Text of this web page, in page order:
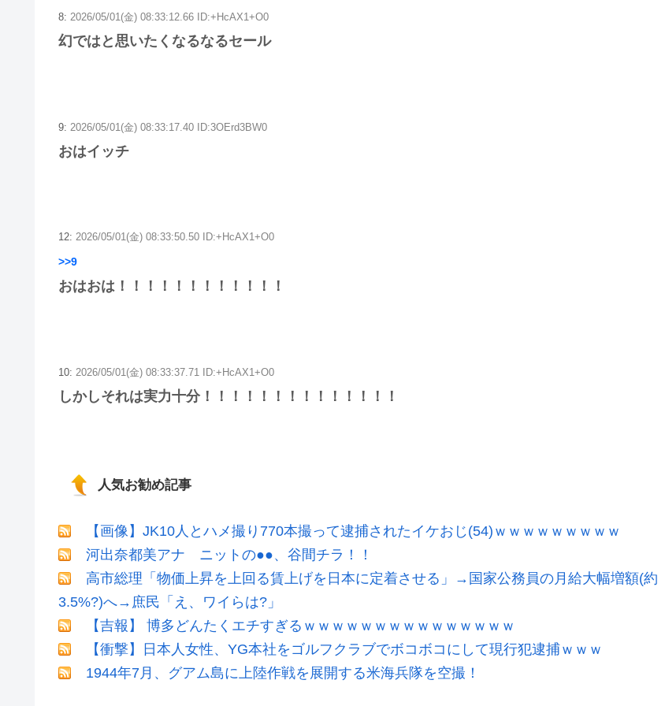
8: 2026/05/01(金) 08:33:12.66 ID:+HcAX1+O0
幻ではと思いたくなるなるセール
9: 2026/05/01(金) 08:33:17.40 ID:3OErd3BW0
おはイッチ
12: 2026/05/01(金) 08:33:50.50 ID:+HcAX1+O0
>>9
おはおは！！！！！！！！！！！！
10: 2026/05/01(金) 08:33:37.71 ID:+HcAX1+O0
しかしそれは実力十分！！！！！！！！！！！！！！
人気お勧め記事
【画像】JK10人とハメ撮り770本撮って逮捕されたイケおじ(54)ｗｗｗｗｗｗｗｗｗ
河出奈都美アナ ニットの●●、谷間チラ！！
高市総理「物価上昇を上回る賃上げを日本に定着させる」→国家公務員の月給大幅増額(約
3.5%?)へ→庶民「え、ワイらは?」
【吉報】 博多どんたくエチすぎるｗｗｗｗｗｗｗｗｗｗｗｗｗｗｗ
【衝撃】日本人女性、YG本社をゴルフクラブでボコボコにして現行犯逮捕ｗｗｗ
1944年7月、グアム島に上陸作戦を展開する米海兵隊を空撮！